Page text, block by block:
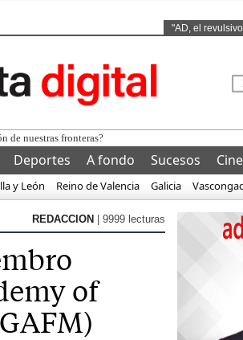
"AD, el
Deportes A fondo Sucesos
y León Reino de Valencia Galicia
REDACCION | 9999 lecturas
of